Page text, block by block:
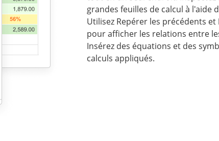
grandes feuilles de calcul à l'aide
Utilisez Repérer les précédents
pour afficher les relations entre
Insérez des équations et des
calculs appliqués.